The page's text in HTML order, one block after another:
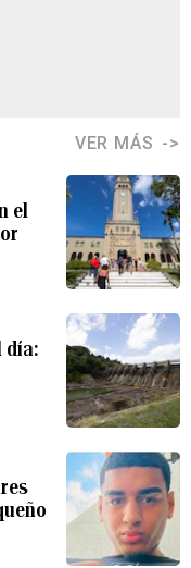
VER MÁS
el
día: